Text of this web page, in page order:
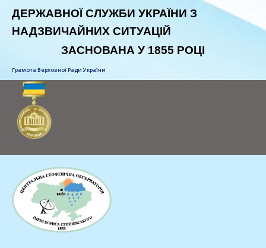
ДЕРЖАВНОЇ СЛУЖБИ УКРАЇНИ З
НАДЗВИЧАЙНИХ СИТУАЦІЙ
ЗАСНОВАНА У 1855 РОЦІ
Грамота Верховної Ради України